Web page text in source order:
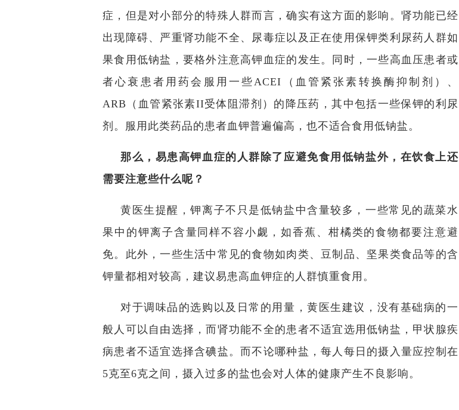
症，但是对小部分的特殊人群而言，确实有这方面的影响。肾功能已经
出现障碍、严重肾功能不全、尿毒症以及正在使用保钾类利尿药人群如
果食用低钠盐，要格外注意高钾血症的发生。同时，一些高血压患者或
者心衰患者用药会服用一些ACEI（血管紧张素转换酶抑制剂）、
ARB（血管紧张素II受体阻滞剂）的降压药，其中包括一些保钾的利尿
剂。服用此类药品的患者血钾普遍偏高，也不适合食用低钠盐。
那么，易患高钾血症的人群除了应避免食用低钠盐外，在饮食上还
需要注意些什么呢？
黄医生提醒，钾离子不只是低钠盐中含量较多，一些常见的蔬菜水
果中的钾离子含量同样不容小觑，如香蕉、柑橘类的食物都要注意避
免。此外，一些生活中常见的食物如肉类、豆制品、坚果类食品等的含
钾量都相对较高，建议易患高血钾症的人群慎重食用。
对于调味品的选购以及日常的用量，黄医生建议，没有基础病的一
般人可以自由选择，而肾功能不全的患者不适宜选用低钠盐，甲状腺疾
病患者不适宜选择含碘盐。而不论哪种盐，每人每日的摄入量应控制在
5克至6克之间，摄入过多的盐也会对人体的健康产生不良影响。